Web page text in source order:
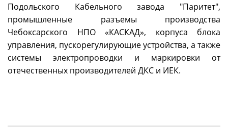
Подольского Кабельного завода "Паритет",
промышленные разъемы производства
Чебоксарского НПО «КАСКАД», корпуса блока
управления, пускорегулирующие устройства, а также
системы электропроводки и маркировки от
отечественных производителей ДКС и ИЕК.